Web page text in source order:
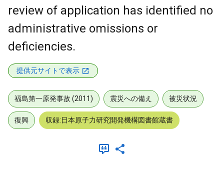
review of application has identified no
administrative omissions or
deficiencies.
提供元サイトで表示
福島第一原発事故 (2011) 震災への備え 被災状況
復興 収録:日本原子力研究開発機構図書館蔵書